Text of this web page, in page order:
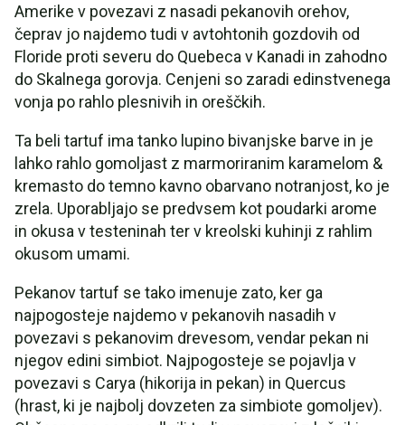
Amerike v povezavi z nasadi pekanovih orehov,
čeprav jo najdemo tudi v avtohtonih gozdovih od
Floride proti severu do Quebeca v Kanadi in zahodno
do Skalnega gorovja. Cenjeni so zaradi edinstvenega
vonja po rahlo plesnivih in oreščkih.
Ta beli tartuf ima tanko lupino bivanjske barve in je
lahko rahlo gomoljast z marmoriranim karamelom &
kremasto do temno kavno obarvano notranjost, ko je
zrela. Uporabljajo se predvsem kot poudarki arome
in okusa v testeninah ter v kreolski kuhinji z rahlim
okusom umami.
Pekanov tartuf se tako imenuje zato, ker ga
najpogosteje najdemo v pekanovih nasadih v
povezavi s pekanovim drevesom, vendar pekan ni
njegov edini simbiot. Najpogosteje se pojavlja v
povezavi s Carya (hikorija in pekan) in Quercus
(hrast, ki je najbolj dovzeten za simbiote gomoljev).